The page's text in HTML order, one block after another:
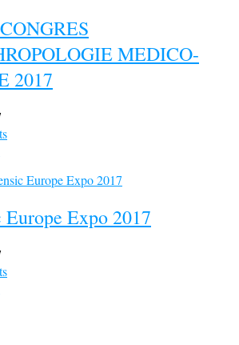
MEDICO-
2017
Europe Expo 2017